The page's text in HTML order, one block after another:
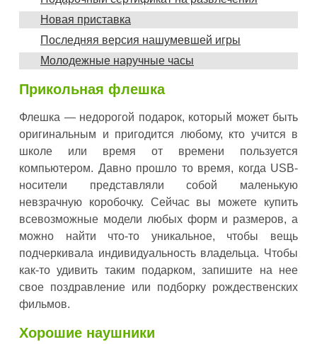
Новая приставка
Последняя версия нашумевшей игры
Молодежные наручные часы
Прикольная флешка
Флешка — недорогой подарок, который может быть
оригинальным и пригодится любому, кто учится в
школе или время от времени пользуется
компьютером. Давно прошло то время, когда USB-
носители представляли собой маленькую
невзрачную коробочку. Сейчас вы можете купить
всевозможные модели любых форм и размеров, а
можно найти что-то уникальное, чтобы вещь
подчеркивала индивидуальность владельца. Чтобы
как-то удивить таким подарком, запишите на нее
свое поздравление или подборку рождественских
фильмов.
Хорошие наушники